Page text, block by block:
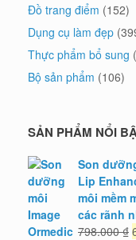
Đồ trang điểm (152)
Dụng cụ làm đẹp
Thực phẩm bổ sung
Bộ sản phẩm (106)
SẢN PHẨM NỔI
Son
Lip
môi mềm
các rãnh
798.000₫